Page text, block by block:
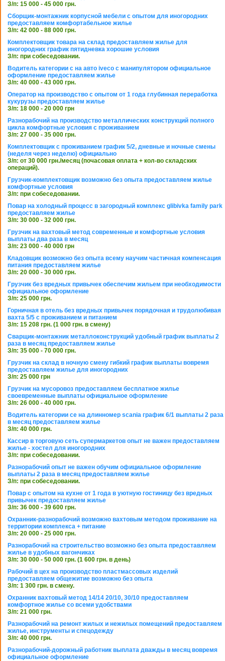
З/п: 15 000 - 45 000 грн.
Сборщик-монтажник корпусной мебели с опытом для иногородних
предоставляем комфортабельное жилье
З/п: 42 000 - 88 000 грн.
Комплектовщик товара на склад предоставляем жилье для
иногородних график пятидневка хорошие условия
З/п: при собеседовании.
Водитель категории с на авто iveco с манипулятором официальное
оформление предоставляем жилье
З/п: 40 000 - 43 000 грн.
Оператор на производство с опытом от 1 года глубинная переработка
кукурузы предоставляем жилье
З/п: 18 000 - 20 000 грн
Разнорабочий на производство металлических конструкций полного
цикла комфортные условия с проживанием
З/п: 27 000 - 35 000 грн.
Комплектовщик с проживанием график 5/2, дневные и ночные смены
(неделя через неделю) официально
З/п: от 30 000 грн./месяц (почасовая оплата + кол-во складских
операций).
Грузчик-комплектовщик возможно без опыта предоставляем жилье
комфортные условия
З/п: при собеседовании.
Повар на холодный процесс в загородный комплекс glibivka family park
предоставляем жилье
З/п: 30 000 - 32 000 грн.
Грузчик на вахтовый метод современные и комфортные условия
выплаты два раза в месяц
З/п: 23 000 - 40 000 грн
Кладовщик возможно без опыта всему научим частичная компенсация
питания предоставляем жилье
З/п: 20 000 - 30 000 грн.
Грузчик без вредных привычек обеспечим жильем при необходимости
официальное оформление
З/п: 25 000 грн.
Горничная в отель без вредных привычек порядочная и трудолюбивая
вахта 5/5 с проживанием и питанием
З/п: 15 208 грн. (1 000 грн. в смену)
Сварщик-монтажник металлоконструкций удобный график выплаты 2
раза в месяц предоставляем жилье
З/п: 35 000 - 70 000 грн.
Грузчик на склад в ночную смену гибкий график выплаты вовремя
предоставляем жилье для иногородних
З/п: 25 000 грн
Грузчик на мусоровоз предоставляем бесплатное жилье
своевременные выплаты официальное оформление
З/п: 26 000 - 40 000 грн.
Водитель категории се на длинномер scania график 6/1 выплаты 2 раза
в месяц предоставляем жилье
З/п: 40 000 грн.
Кассир в торговую сеть супермаркетов опыт не важен предоставляем
жилье - хостел для иногородних
З/п: при собеседовании.
Разнорабочий опыт не важен обучим официальное оформление
выплаты 2 раза в месяц предоставляем жилье
З/п: при собеседовании.
Повар с опытом на кухне от 1 года в уютную гостиницу без вредных
привычек предоставляем жилье
З/п: 36 000 - 39 600 грн.
Охранник-разнорабочий возможно вахтовым методом проживание на
территории комплекса + питание
З/п: 20 000 - 25 000 грн.
Разнорабочий на строительство возможно без опыта предоставляем
жилье в удобных вагончиках
З/п: 30 000 - 50 000 грн. (1 600 грн. в день)
Рабочий в цех на производство пластмассовых изделий
предоставляем общежитие возможно без опыта
З/п: 1 300 грн. в смену.
Охранник вахтовый метод 14/14 20/10, 30/10 предоставляем
комфортное жилье со всеми удобствами
З/п: 21 000 грн.
Разнорабочий на ремонт жилых и нежилых помещений предоставляем
жилье, инструменты и спецодежду
З/п: 40 000 грн.
Разнорабочий-дорожный работник выплата дважды в месяц вовремя
официальное оформление